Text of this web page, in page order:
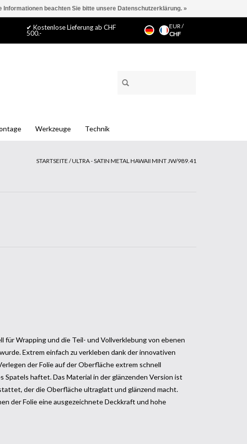
✔ Kostenlose Lieferung ab CHF
500.-
EUR/
CHF
Werkzeuge Technik
STARTSEITE /ULTRA - SATIN METAL HAWAII MINT JW/989.41
für Wrapping und die Teil- und Vollverklebung von ebenen
Extrem einfach zu verkleben dank der innovativen
der Folie auf der Oberfläche extrem schnell
Spatels haftet. Das Material in der glänzenden Version ist
der die Oberfläche ultraglatt und glänzend macht.
der Folie eine ausgezeichnete Deckkraft und hohe
Informationen beachten Sie bitte unsere Datenschutzerklärung. »